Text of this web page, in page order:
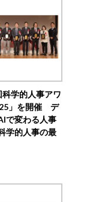
科学的人事アワ
」を開催 デ
で変わる人事
的人事の最